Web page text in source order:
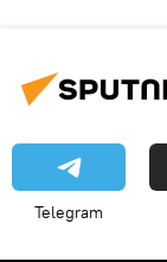
Telegram